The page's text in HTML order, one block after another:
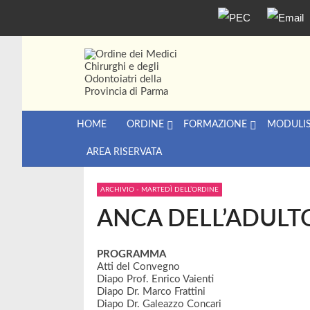
HOME ORDINE FORMAZIONE
AREA RISERVATA
ARCHIVIO - MARTEDÌ DELL’ORDINE
ANCA
PROGRAMMA
Atti del Convegno
Diapo Prof. Enrico Vaienti
Diapo Dr. Marco Frattini
Diapo Dr. Galeazzo Concari